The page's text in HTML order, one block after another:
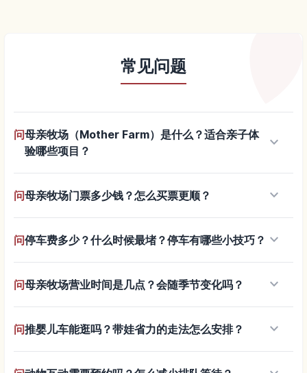
常见问题
问母亲牧场（Mother Farm）是什么？适合亲子体
验哪些项目？
keyboard_arrow_down
问母亲牧场门票多少钱？怎么买票更顺？ keyboard_arrow_down
问停车费多少？什么时候最堵？停车有哪些小技巧？ keyboard_arrow_down
问母亲牧场营业时间是几点？会随季节变化吗？ keyboard_arrow_down
问推婴儿车能逛吗？带娃省力的走法怎么安排？ keyboard_arrow_down